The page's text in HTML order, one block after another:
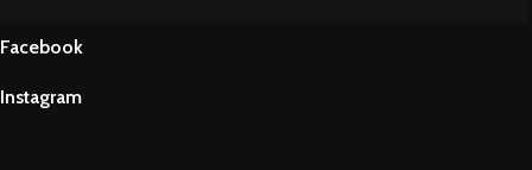
Facebook
Instagram